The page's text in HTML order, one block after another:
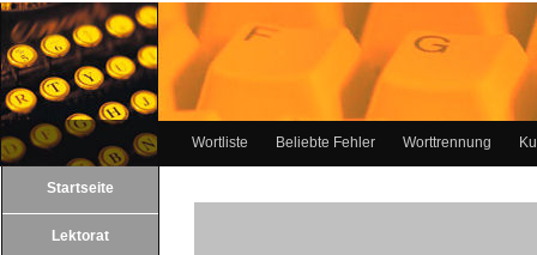
Wortliste Beliebte Fehler Worttrennung
Startseite
Lektorat